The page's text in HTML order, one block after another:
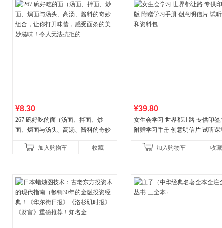
¥8.30
267 碗好吃的面（汤面、拌面、炒
面、焗面与汤头、高汤、酱料的奇妙
妙滋味！令人无法抗拒的
加入购物车 收藏
¥39.80
女生会学习 世界都让路 专供印签
附赠学习手册 创意明信片 试听课
加入购物车
收藏